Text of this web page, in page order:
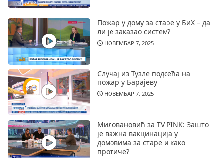
Пожар у дому за старе у БиХ – да
ли је заказао систем?
НОВЕМБАР 7, 2025
Случај из Тузле подсећа на
пожар у Барајеву
НОВЕМБАР 7, 2025
Миловановић за TV PINK: Зашто
је важна вакцинација у
домовима за старе и како
протиче?